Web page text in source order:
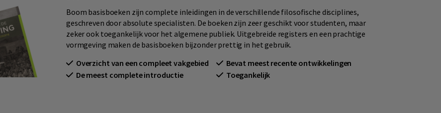
Boom basisboeken zijn complete inleidingen in de verschillende filosofische disciplines,
geschreven door absolute specialisten. De boeken zijn zeer geschikt voor studenten, maar
zeker ook toegankelijk voor het algemene publiek. Uitgebreide registers en een prachtige
vormgeving maken de basisboeken bijzonder prettig in het gebruik.
Overzicht van een compleet vakgebied
Bevat meest recente ontwikkelingen
De meest complete introductie
Toegankelijk